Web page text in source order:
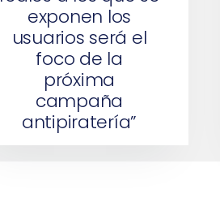
exponen los
usuarios será el
foco de la
próxima
campaña
antipiratería”